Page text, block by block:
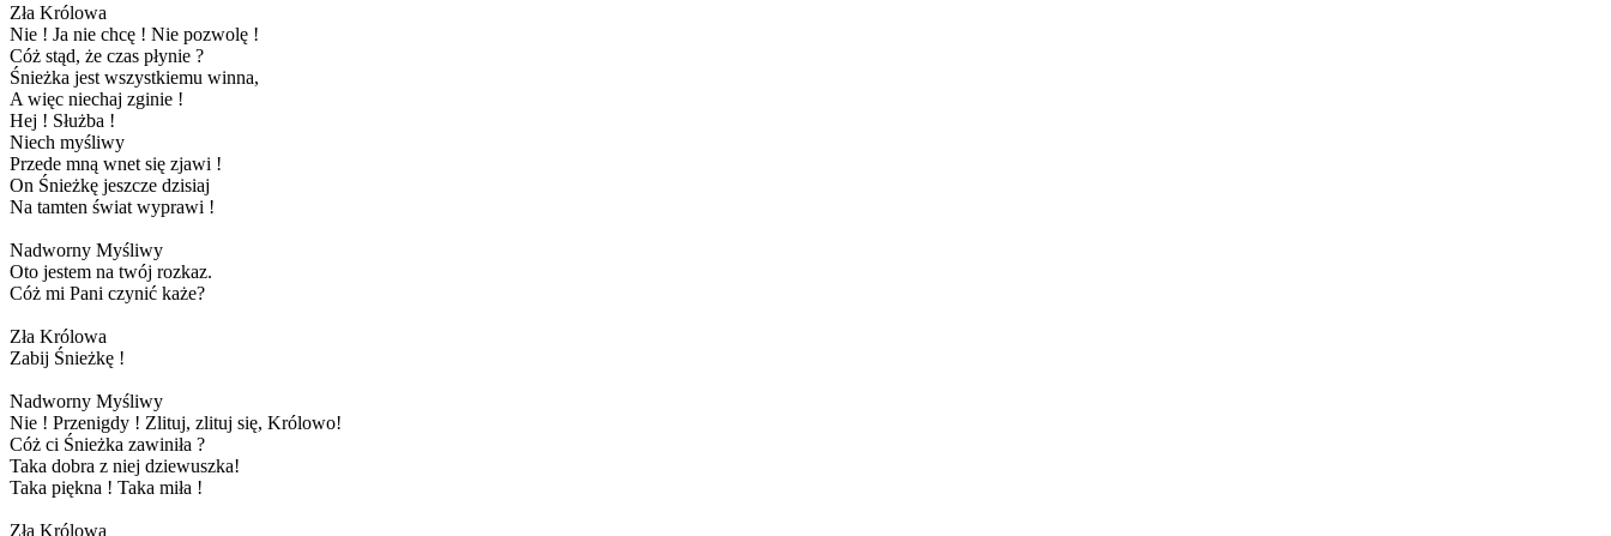
Zła Królowa
Nie ! Ja nie chcę ! Nie pozwolę !
Cóż stąd, że czas płynie ?
Śnieżka jest wszystkiemu winna,
A więc niechaj zginie !
Hej ! Służba !
Niech myśliwy
Przede mną wnet się zjawi !
On Śnieżkę jeszcze dzisiaj
Na tamten świat wyprawi !
Nadworny Myśliwy
Oto jestem na twój rozkaz.
Cóż mi Pani czynić każe?
Zła Królowa
Zabij Śnieżkę !
Nadworny Myśliwy
Nie ! Przenigdy ! Zlituj, zlituj się, Królowo!
Cóż ci Śnieżka zawiniła ?
Taka dobra z niej dziewuszka!
Taka piękna ! Taka miła !
Zła Królowa